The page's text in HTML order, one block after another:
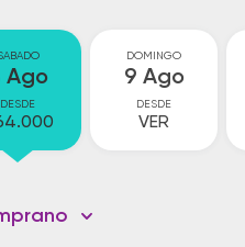
Ago
DESDE
DOMINGO
9 Ago
DESDE
VER